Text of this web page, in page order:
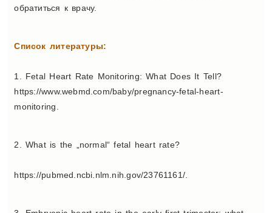
обратиться к врачу.
Список литературы:
1. Fetal Heart Rate Monitoring: What Does It Tell?
https://www.webmd.com/baby/pregnancy-fetal-heart-
monitoring.
2. What is the „normal“ fetal heart rate?
https://pubmed.ncbi.nlm.nih.gov/23761161/.